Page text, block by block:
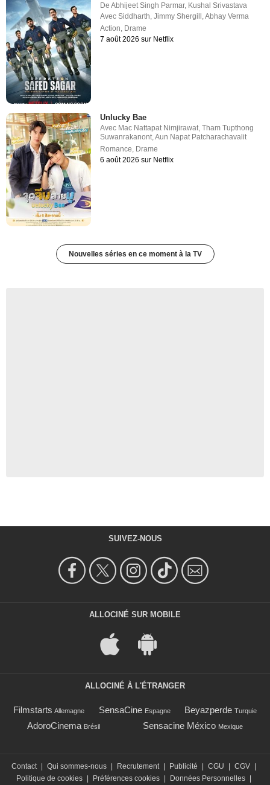
DeAbhijeet Singh Parmar, Kushal Srivastava
AvecSiddharth ,Jimmy Shergill ,Abhay Verma
Action Drame
7 août 2026 sur Netflix
Unlucky Bae
Avec Mac Nattapat Nimjirawat,Tham Tupthong
Suwanrakanont,Aun Napat Patcharachavalit
Romance, Drame
6 août 2026 sur Netflix
Nouvelles séries en ce moment à la TV
SUIVEZ-NOUS
ALLOCINÉ SUR MOBILE
ALLOCINÉ À L'ÉTRANGER
Filmstarts Allemagne SensaCine Espagne Beyazperde Turquie
AdoroCinema Brésil Sensacine México Mexique
Contact Qui sommes-nous Recrutement Publicité CGU CGV
Politique de cookies
Préférences cookies Données Personnelles